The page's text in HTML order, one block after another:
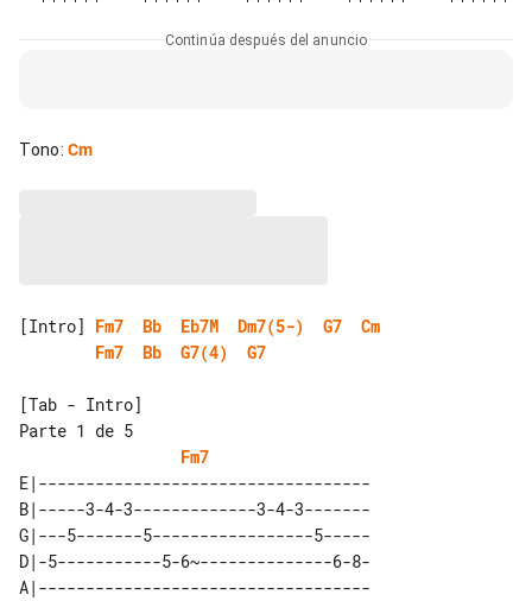
Continúa después del anuncio
Tono: Cm
[Intro] Fm7 Bb Eb7M Dm7(5-) G7
Cm
Fm7
Bb G7(4) G7
[Tab - Intro]
Parte 1 de 5
Fm7
E|-----------------------------------
B|-----3-4-3-------------3-4-3-------
G|---5-------5-----------------5-----
D|-5-----------5-6~--------------6-8-
A|-----------------------------------